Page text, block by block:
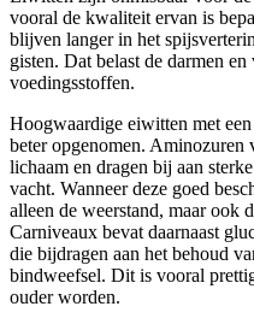
Deze
optie
kan
gekozen
op
de
productpagina
vooral de kwaliteit ervan is
blijven langer in het
gisten. Dat belast de darmen
voedingsstoffen.
Hoogwaardige eiwitten met
beter opgenomen. Aminozuren
lichaam en dragen bij aan
vacht. Wanneer deze goed
alleen de weerstand, maar ook
Carniveaux bevat daarnaast
die bijdragen aan het behoud
bindweefsel. Dit is vooral
ouder worden.